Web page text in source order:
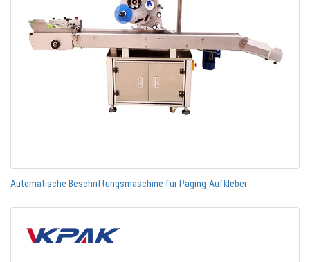
Automatische Beschriftungsmaschine für Paging-Aufkleber